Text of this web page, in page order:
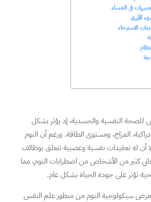
للصحة النفسية والجسدية، إذ يؤثر بشكل
المزاج، ومستوى الطاقة. ورغم أن النوم
أن له تعقيدات نفسية وعصبية تتعلق بوظائف
كثير من الأشخاص من اضطرابات النوم، مما
تؤثر على جودة الحياة بشكل عام.
سيكولوجية النوم من منظور علم النفس